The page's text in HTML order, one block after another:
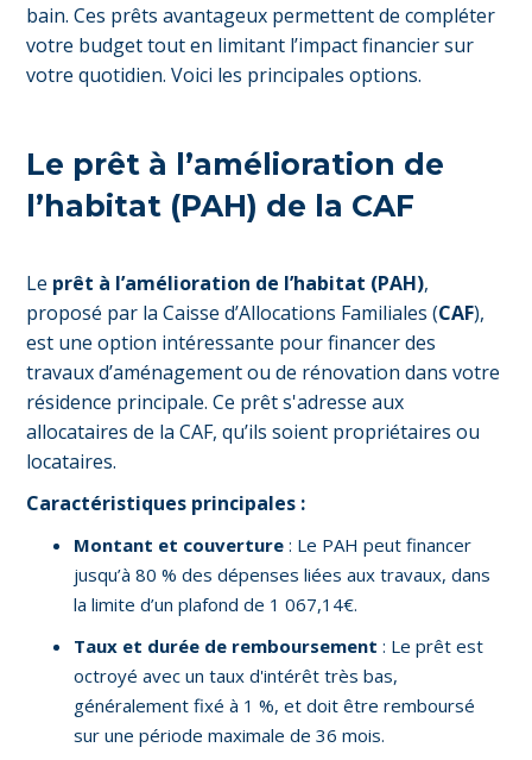
bain. Ces prêts avantageux permettent de compléter
votre budget tout en limitant l’impact financier sur
votre quotidien. Voici les principales options.
Le prêt à l’amélioration de
l’habitat (PAH) de la CAF
Le prêt à l’amélioration de l’habitat (PAH),
proposé par la Caisse d’Allocations Familiales (CAF),
est une option intéressante pour financer des
travaux d’aménagement ou de rénovation dans votre
résidence principale. Ce prêt s'adresse aux
allocataires de la CAF, qu’ils soient propriétaires ou
locataires.
Caractéristiques principales :
Montant et couverture : Le PAH peut financer
jusqu’à 80 % des dépenses liées aux travaux, dans
la limite d’un plafond de 1 067,14€.
Taux et durée de remboursement : Le prêt est
octroyé avec un taux d'intérêt très bas,
généralement fixé à 1 %, et doit être remboursé
sur une période maximale de 36 mois.